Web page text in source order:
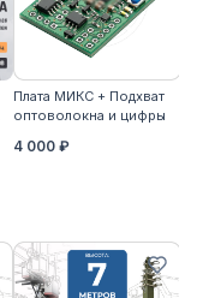
Плата МИКС + Подхват
оптоволокна и цифры
4 000 ₽